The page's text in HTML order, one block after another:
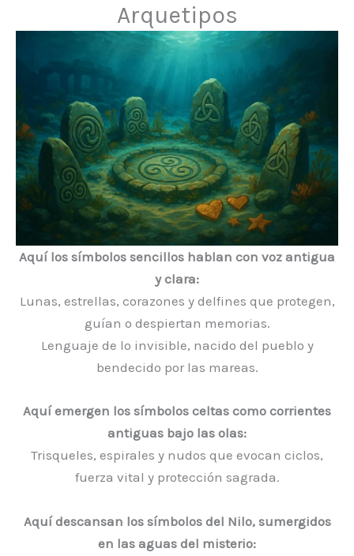
Arquetipos
Aquí los símbolos sencillos hablan con voz antigua
y clara:
Lunas, estrellas, corazones y delfines que protegen,
guían o despiertan memorias.
Lenguaje de lo invisible, nacido del pueblo y
bendecido por las mareas.
Aquí emergen los símbolos celtas como corrientes
antiguas bajo las olas:
Trisqueles, espirales y nudos que evocan ciclos,
fuerza vital y protección sagrada.
Aquí descansan los símbolos del Nilo, sumergidos
en las aguas del misterio: